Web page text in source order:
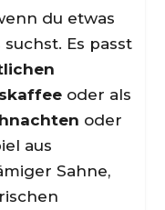
du etwas
Es passt
oder als
oder
aus
Sahne,